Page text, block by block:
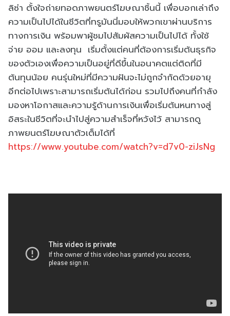
ลิซ่า ตั้งใจถ่ายทอดภาพยนตร์โฆษณาชิ้นนี้ เพื่อบอกเล่าถึง
ความเป็นไปได้ในชีวิตที่ทรูมันนี่มอบให้พวกเขาผ่านบริการ
ทางการเงิน พร้อมพาผู้ชมไปสัมผัสความเป็นไปได้ ทั้งใช้
จ่าย ออม และลงทุน เริ่มตั้งแต่คนที่ต้องการเริ่มต้นธุรกิจ
ของตัวเองเพื่อความเป็นอยู่ที่ดีขึ้นในอนาคตแต่ติดที่มี
ต้นทุนน้อย คนรุ่นใหม่ที่มีความฝันจะไม่ถูกจำกัดด้วยอายุ
อีกต่อไปเพราะสามารถเริ่มต้นได้ก่อน รวมไปถึงคนที่กำลัง
มองหาโอกาสและความรู้ด้านการเงินเพื่อเริ่มต้นหนทางสู่
อิสระในชีวิตที่จะนำไปสู่ความสำเร็จที่หวังไว้ สามารถดู
ภาพยนตร์โฆษณาตัวเต็มได้ที่
https://www.youtube.com/watch?v=d7v0-ziJsNg